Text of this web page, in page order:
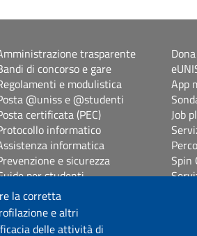
la corretta
e altri
delle attività di
trasparente
di concorso e gare
e modulistica
@uniss e @studenti
certificata (PEC)
informatico
informatica
e sicurezza
per studenti
studenti
Studenti con disabilità e DSA
alloggi
App
Job
Spin